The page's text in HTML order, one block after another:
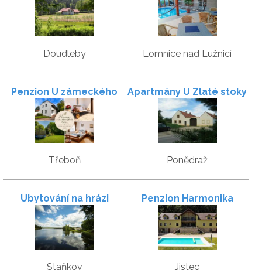
Doudleby Lomnice nad Lužnicí
Penzion U zámeckého
parku
Třeboň
Apartmány U Zlaté stoky
Ponědraž
Ubytování na hrázi
Staňkov
Penzion Harmonika
Jistec